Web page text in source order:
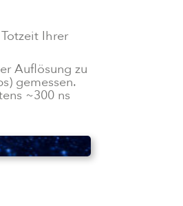
Ihrer
Auflösung zu
gemessen.
~300 ns